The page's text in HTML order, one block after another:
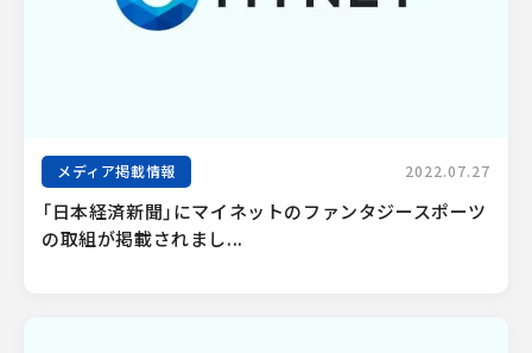
メディア掲載情報 2022.07.27
「日本経済新聞」にマイネットのファンタジースポーツ
の取組が掲載されまし...